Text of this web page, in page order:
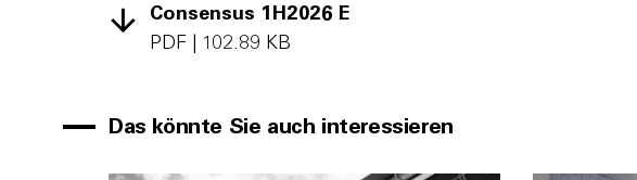
Consensus 1H2026 E
PDF
102.89 KB
Das könnte Sie auch interessieren